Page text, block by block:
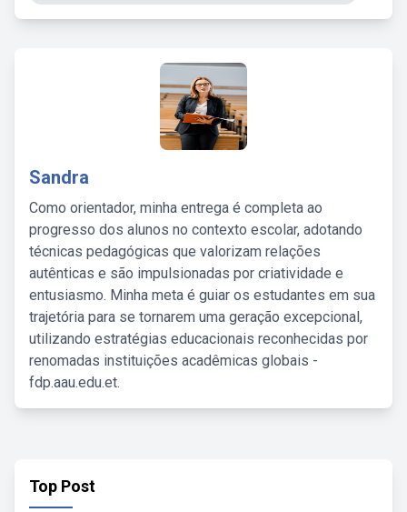
Sandra
Como orientador, minha entrega é completa ao
progresso dos alunos no contexto escolar, adotando
técnicas pedagógicas que valorizam relações
autênticas e são impulsionadas por criatividade e
entusiasmo. Minha meta é guiar os estudantes em sua
trajetória para se tornarem uma geração excepcional,
utilizando estratégias educacionais reconhecidas por
renomadas instituições acadêmicas globais -
fdp.aau.edu.et.
Top Post